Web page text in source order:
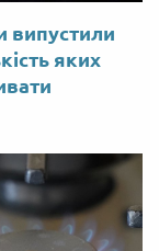
випустили
яких